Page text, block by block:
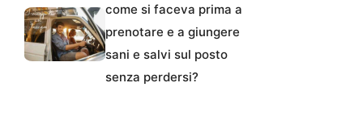
come si faceva prima a
prenotare e a giungere
sani e salvi sul posto
senza perdersi?